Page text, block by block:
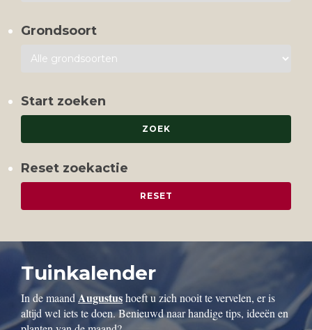
Grondsoort
Start zoeken
Reset zoekactie
Tuinkalender
In de maandAugustushoeft u zich nooit te vervelen, er is
altijd wel iets te doen. Benieuwd naar handige tips, ideeën en